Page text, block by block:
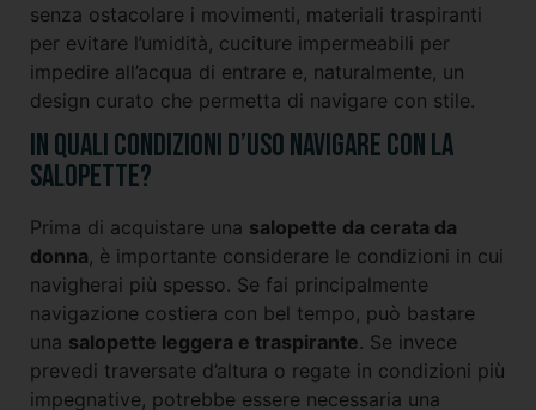
senza ostacolare i movimenti, materiali traspiranti
per evitare l’umidità, cuciture impermeabili per
impedire all’acqua di entrare e, naturalmente, un
design curato che permetta di navigare con stile.
In quali condizioni d’uso navigare con la
salopette?
Prima di acquistare una salopette da cerata da
donna, è importante considerare le condizioni in cui
navigherai più spesso. Se fai principalmente
navigazione costiera con bel tempo, può bastare
una salopette leggera e traspirante. Se invece
prevedi traversate d’altura o regate in condizioni più
impegnative, potrebbe essere necessaria una